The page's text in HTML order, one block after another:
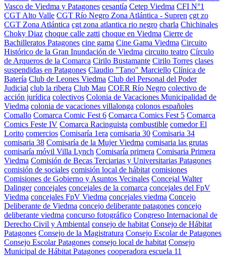
Vasco de Viedma y Patagones cesantía Cetep Viedma CFI N°1
CGT Alto Valle CGT Río Negro Zona Atlántica - Supren cgt zo
CGT Zona Atlántica cgt zona atlantica rio negro charla Chichinales
Choky Diaz choque calle zatti choque en Viedma Cierre de
Bachilleratos Patagones cine gama Cine Gama Viedma Circuito
Histórico de la Gran Inundación de Viedma circuito teatro Círculo
de Arqueros de la Comarca Cirilo Bustamante Cirilo Torres clases
suspendidas en Patagones Claudio "Tano" Marciello Clínica de
Batería Club de Leones Viedma Club del Personal del Poder
Judicial club la ribera Club Mau COER Río Negro colectivo de
acción jurídica colectivos Colonia de Vacaciones Municipalidad de
Viedma colonia de vacaciones villalonga colonos españoles
Comallo Comarca Comic Fest 6 Comarca Comics Fest 5 Comarca
Comics Feste IV Comarca Racinguista combustible comedor El
Lorito comercios Comisaría 1era comisaria 30 Comisaria 34
comisaria 38 Comisaría de la Mujer Viedma comisaria las grutas
comisaría móvil Villa Lynch Comisaría primera Comisaria Primera
Viedma Comisión de Becas Terciarias y Universitarias Patagones
comisión de sociales comisión local de hábitat comisiones
Comisiones de Gobierno y Asuntos Vecinales Concejal Walter
Dalinger concejales concejales de la comarca concejales del FpV
Viedma concejales FpV Viedma concejales viedma Concejo
Deliberante de Viedma concejo deliberante patagones concejo
deliberante viedma concurso fotográfico Congreso Internacional de
Derecho Civil y Ambiental consejo de habitat Consejo de Hábitat
Patagones Consejo de la Magistratura Consejo Escolar de Patagones
Consejo Escolar Patagones consejo local de habitat Consejo
Municipal de Hábitat Patagones cooperadora escuela 11